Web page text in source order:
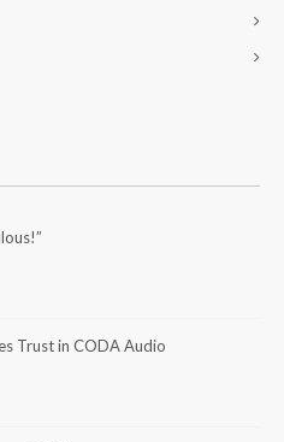
Trust in CODA Audio